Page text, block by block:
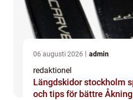
06 augusti 2026 admin
redaktionel
Längdskidor stockholm spår, utrustning
och tips för bättre Åkning